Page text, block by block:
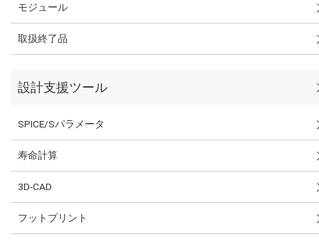
モジュール
取扱終了品
設計支援ツール
SPICE/Sパラメータ
寿命計算
3D-CAD
フットプリント